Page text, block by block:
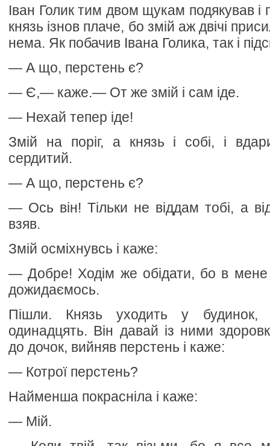
Іван Голик тим двом щукам подякував
князь ізнов плаче, бо змій аж двічі
нема. Як побачив Івана Голика, так і
— А що, перстень є?
— Є,— каже.— От же змій і сам іде.
— Нехай тепер іде!
Змій на поріг, а князь і собі, і
сердитий.
— А що, перстень є?
— Ось він! Тільки не віддам тобі, а
взяв.
Змій осміхнувсь і каже:
— Добре! Ходім же обідати, бо в мене
дожидаємось.
Пішли. Князь уходить у будинок,
одинадцять. Він давай із ними
до дочок, вийняв перстень і каже:
— Котрої перстень?
Найменша покрасніла і каже:
— Мій.